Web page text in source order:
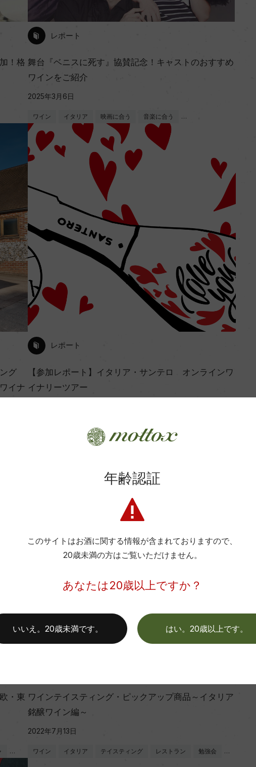
！格
レポート
舞台『ベニスに死す』協賛記念！キャストのおすすめ
ワインをご紹介
2025年3月6日
ワイン イタリア 映画に合う 音楽に合う …
グ
イナ
レポート
【参加レポート】イタリア・サンテロ オンラインワ
イナリーツアー
・東
…
ワインテイスティング・ピックアップ商品～イタリア
銘醸ワイン編～
2022年7月13日
ワイン イタリア テイスティング レストラン 勉強会 …
年齢認証
このサイトはお酒に関する情報が含まれておりますので、
20歳未満の方はご覧いただけません。
あなたは20歳以上ですか？
はい。20歳以上です。
いいえ。20歳未満です。